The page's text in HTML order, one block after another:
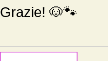
Grazie! 🐶🐾